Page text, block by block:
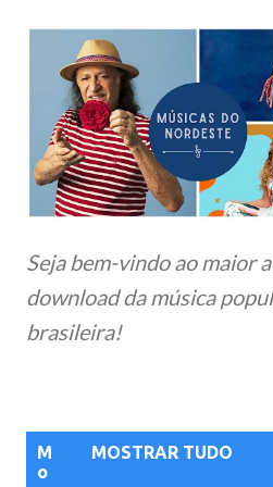
Pular
Seja bem-vindo ao maior
download da música
brasileira!
M
o
MOSTRAR TUDO